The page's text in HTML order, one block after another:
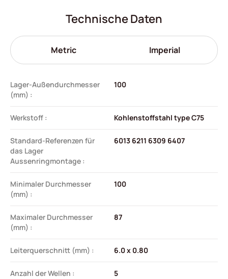
Technische Daten
Metric Imperial
Lager-Außendurchmesser
(mm) :
100
Werkstoff : Kohlenstoffstahl type C75
Standard-Referenzen für
das Lager
Aussenringmontage :
6013 6211 6309 6407
Minimaler Durchmesser
(mm) :
100
Maximaler Durchmesser
(mm) :
87
Leiterquerschnitt (mm) : 6.0 x 0.80
Anzahl der Wellen : 5